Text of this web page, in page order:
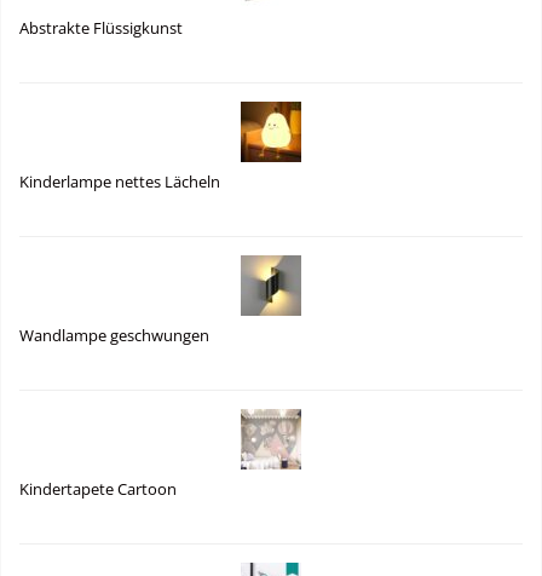
Abstrakte Flüssigkunst
Kinderlampe nettes Lächeln
Wandlampe geschwungen
Kindertapete Cartoon